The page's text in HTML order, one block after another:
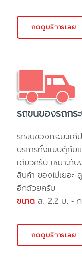
กดดูบริการเลย
รถขนของรถกร
รถขนของกระบะแ
บริการทั้งแบบตู้ทึบ
เดียวครับ เหมาะ
สินค้า ของไม่เยอะ
อีกด้วยครับ
ขนาด ส. 2.2 ม. -
กดดูบริการเลย